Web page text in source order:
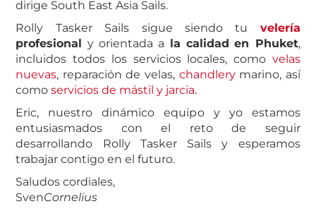
dirige South East Asia Sails.
Rolly Tasker Sails sigue siendo tu velería
profesional y orientada a la calidad en Phuket,
incluidos todos los servicios locales, como velas
nuevas, reparación de velas, chandlerymarino, así
comoservicios de mástil y jarcia.
Eric, nuestro dinámico equipo y yo estamos
entusiasmados con el reto de seguir
desarrollando Rolly Tasker Sails y esperamos
trabajar contigo en el futuro.
Saludos cordiales,
SvenCornelius